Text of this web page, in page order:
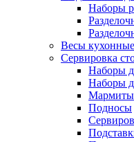
Наборы
Весы кухонные
Сервировка
Наборы
Наборы
Мармиты
Подносы